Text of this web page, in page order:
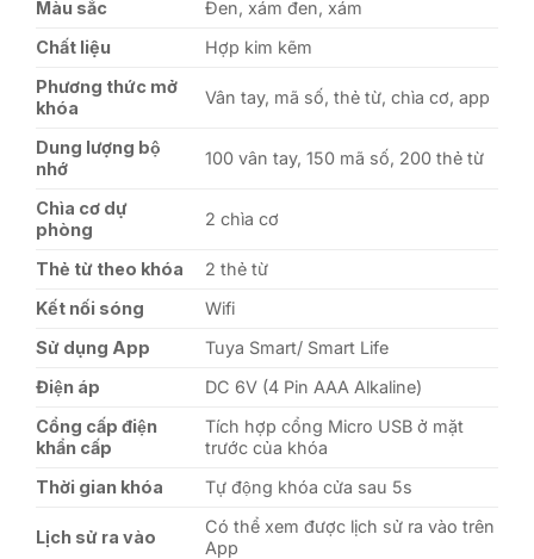
Màu sắc
Đen, xám đen, xám
Chất liệu
Hợp kim kẽm
Phương thức mở
khóa
Vân tay, mã số, thẻ từ, chìa cơ, app
Dung lượng bộ
nhớ
100 vân tay, 150 mã số, 200 thẻ từ
Chìa cơ dự
phòng
2 chìa cơ
Thẻ từ theo khóa
2 thẻ từ
Kết nối sóng
Wifi
Sử dụng App
Tuya Smart/ Smart Life
Điện áp
DC 6V (4 Pin AAA Alkaline)
Cổng cấp điện
khẩn cấp
Tích hợp cổng Micro USB ở mặt
trước của khóa
Thời gian khóa
Tự động khóa cửa sau 5s
Lịch sử ra vào
Có thể xem được lịch sử ra vào trên
App